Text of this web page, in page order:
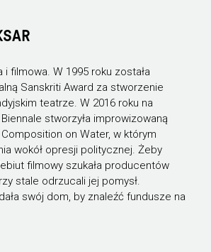
i filmowa. W 1995 roku została
Sanskriti Award za stworzenie
teatrze. W 2016 roku na
stworzyła improwizowaną
on Water, w którym
wokół opresji politycznej. Żeby
filmowy szukała producentów
stale odrzucali jej pomysł.
swój dom, by znaleźć fundusze na